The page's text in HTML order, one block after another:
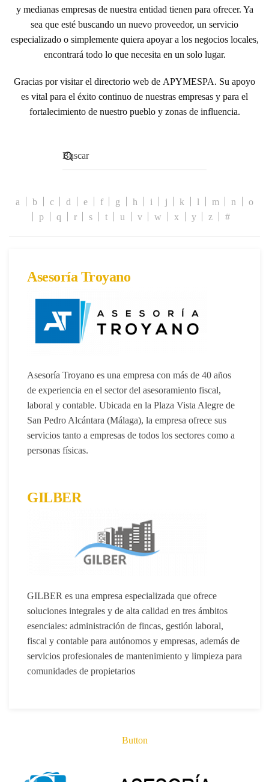
y medianas empresas de nuestra entidad tienen para ofrecer. Ya
sea que esté buscando un nuevo proveedor, un servicio
especializado o simplemente quiera apoyar a los negocios locales,
encontrará todo lo que necesita en un solo lugar.
Gracias por visitar el directorio web de APYMESPA. Su apoyo
es vital para el éxito continuo de nuestras empresas y para el
fortalecimiento de nuestro pueblo y zonas de influencia.
a b c d e f g h i j k l m n
o
p
q r s t u v w x y z #
Asesoría Troyano
Asesoría Troyano es una empresa con más de 40 años
de experiencia en el sector del asesoramiento fiscal,
laboral y contable. Ubicada en la Plaza Vista Alegre de
San Pedro Alcántara (Málaga), la empresa ofrece sus
servicios tanto a empresas de todos los sectores como a
personas físicas.
GILBER
GILBER es una empresa especializada que ofrece
soluciones integrales y de alta calidad en tres ámbitos
esenciales: administración de fincas, gestión laboral,
fiscal y contable para autónomos y empresas, además de
servicios profesionales de mantenimiento y limpieza para
comunidades de propietarios
Button